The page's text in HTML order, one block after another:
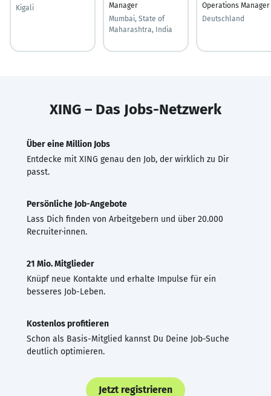
Kigali
Manager
Mumbai, State of
Maharashtra, India
Operations Manager
Deutschland
XING – Das Jobs-Netzwerk
Über eine Million Jobs
Entdecke mit XING genau den Job, der wirklich zu Dir
passt.
Persönliche Job-Angebote
Lass Dich finden von Arbeitgebern und über 20.000
Recruiter·innen.
21 Mio. Mitglieder
Knüpf neue Kontakte und erhalte Impulse für ein
besseres Job-Leben.
Kostenlos profitieren
Schon als Basis-Mitglied kannst Du Deine Job-Suche
deutlich optimieren.
Jetzt registrieren